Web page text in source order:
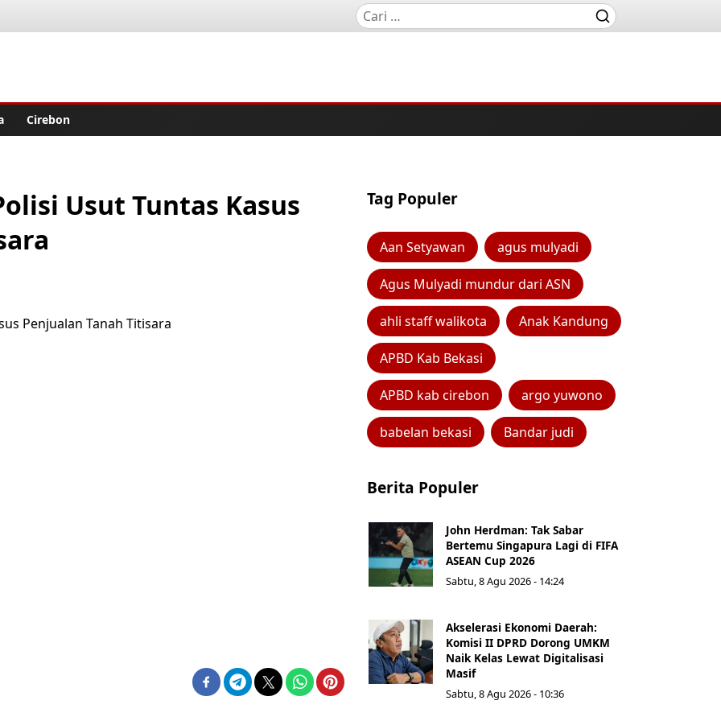
Cirebon
Usut Tuntas Kasus
Tag Populer
Aan Setyawan agus mulyadi
Agus Mulyadi mundur dari ASN
ahli staff walikota Anak Kandung
APBD Kab Bekasi
APBD kab cirebon argo yuwono
babelan bekasi Bandar judi
Berita Populer
John Herdman: Tak Sabar
Bertemu Singapura Lagi di FIFA
ASEAN Cup 2026
Sabtu, 8 Agu 2026 - 14:24
Akselerasi Ekonomi Daerah:
Komisi II DPRD Dorong UMKM
Naik Kelas Lewat Digitalisasi
Masif
Sabtu, 8 Agu 2026 - 10:36